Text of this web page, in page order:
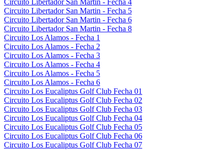
Circuito Libertador San Martin - Fecha 4
Circuito Libertador San Martin - Fecha 5
Circuito Libertador San Martin - Fecha 6
Circuito Libertador San Martin - Fecha 8
Circuito Los Alamos - Fecha 1
Circuito Los Alamos - Fecha 2
Circuito Los Alamos - Fecha 3
Circuito Los Alamos - Fecha 4
Circuito Los Alamos - Fecha 5
Circuito Los Alamos - Fecha 6
Circuito Los Eucaliptus Golf Club Fecha 01
Circuito Los Eucaliptus Golf Club Fecha 02
Circuito Los Eucaliptus Golf Club Fecha 03
Circuito Los Eucaliptus Golf Club Fecha 04
Circuito Los Eucaliptus Golf Club Fecha 05
Circuito Los Eucaliptus Golf Club Fecha 06
Circuito Los Eucaliptus Golf Club Fecha 07